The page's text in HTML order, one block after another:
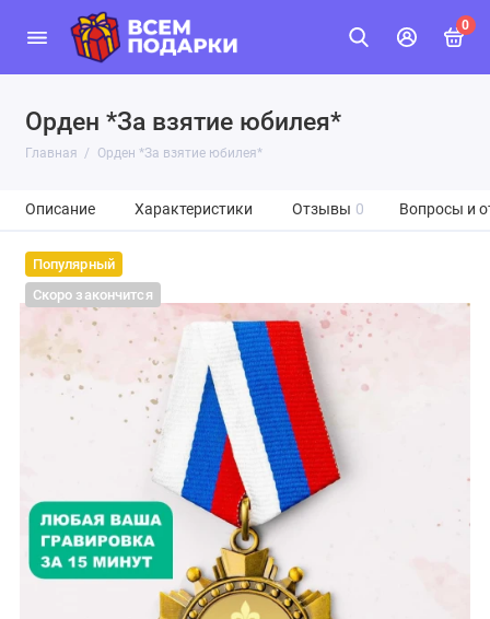
0
Орден *За взятие юбилея*
Главная Орден *За взятие юбилея*
Описание Характеристики Отзывы 0 Вопросы и
Популярный
Скоро закончится